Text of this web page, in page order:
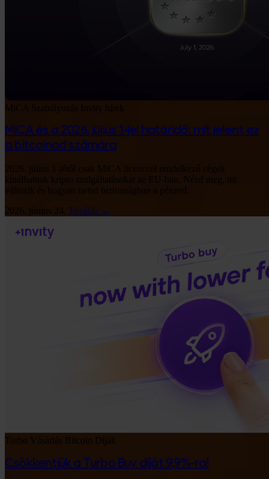
MiCA Szabályozás Invity hírek
MiCA és a 2026. július 1-jei határidő: mit jelent ez
a bitcoinod számára
2026. július 1-jétől csak MiCA licenccel rendelkező cégek
kínálhatnak kripto szolgáltatásokat az EU-ban. Nézd meg, mi
változik és hogyan tartsd biztonságban a pénzed.
2026. június 24. Tovább →
Turbo Vásárlás Bitcoin Díjak
Csökkentjük a Turbo Buy díját 9,9%-ra!